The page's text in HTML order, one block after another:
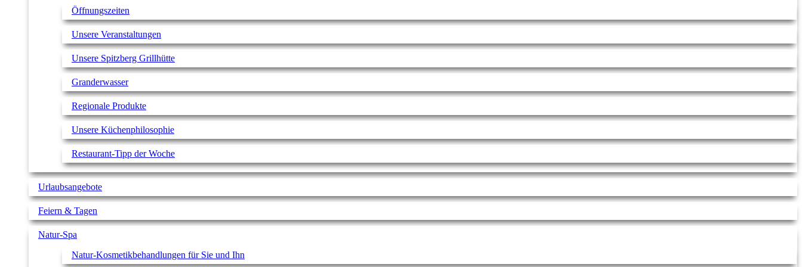
Öffnungszeiten
Unsere Veranstaltungen
Unsere Spitzberg Grillhütte
Granderwasser
Regionale Produkte
Unsere Küchenphilosophie
Restaurant-Tipp der Woche
Urlaubsangebote
Feiern & Tagen
Natur-Spa
Natur-Kosmetikbehandlungen für Sie und Ihn